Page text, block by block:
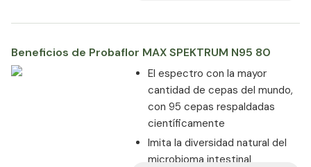
Beneficios de Probaflor MAX SPEKTRUM N95 80
El espectro con la mayor
cantidad de cepas del mundo,
con 95 cepas respaldadas
científicamente
Imita la diversidad natural del
microbioma intestinal